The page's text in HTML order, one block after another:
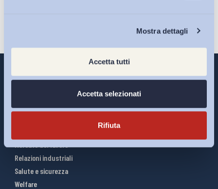
Mostra dettagli
Accetta tutti
Accetta selezionati
Rifiuta
Relazioni industriali
Salute e sicurezza
Welfare